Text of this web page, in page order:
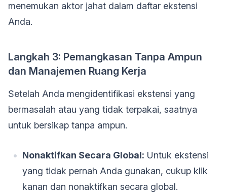
menemukan aktor jahat dalam daftar ekstensi
Anda.
Langkah 3: Pemangkasan Tanpa Ampun
dan Manajemen Ruang Kerja
Setelah Anda mengidentifikasi ekstensi yang
bermasalah atau yang tidak terpakai, saatnya
untuk bersikap tanpa ampun.
Nonaktifkan Secara Global: Untuk ekstensi
yang tidak pernah Anda gunakan, cukup klik
kanan dan nonaktifkan secara global.